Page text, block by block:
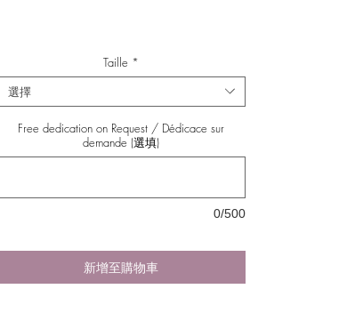
Taille *
選擇
Free dedication on Request / Dédicace sur
demande (選填)
0/500
新增至購物車